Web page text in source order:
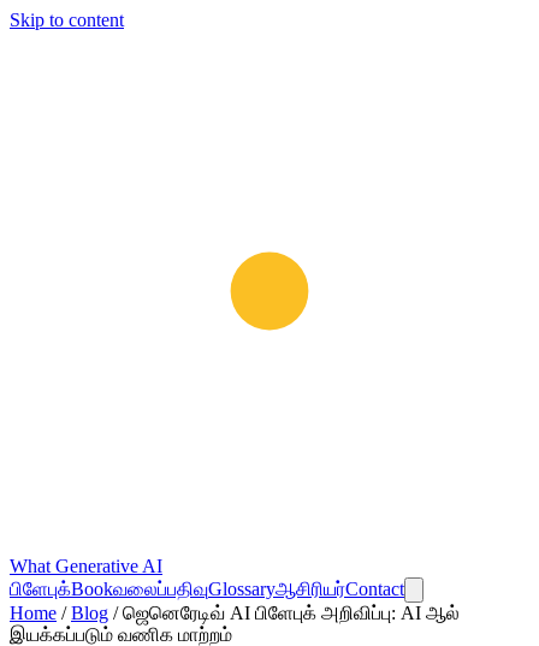
Skip to content
What Generative AI
பிளேபுக்Bookவலைப்பதிவுGlossaryஆசிரியர்Contact
Home / Blog / ஜெனெரேடிவ் AI பிளேபுக் அறிவிப்பு: AI ஆல்
இயக்கப்படும் வணிக மாற்றம்